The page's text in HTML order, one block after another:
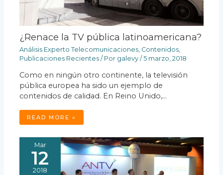
¿Renace la TV pública latinoamericana?
Análisis Experto Telecomunicaciones Contenidos
Publicaciones Recientes / Por galevy/5 marzo, 2018
Como en ningún otro continente, la televisión
pública europea ha sido un ejemplo de
contenidos de calidad. En Reino Unido,…
READ MORE »
Mar
12
2018